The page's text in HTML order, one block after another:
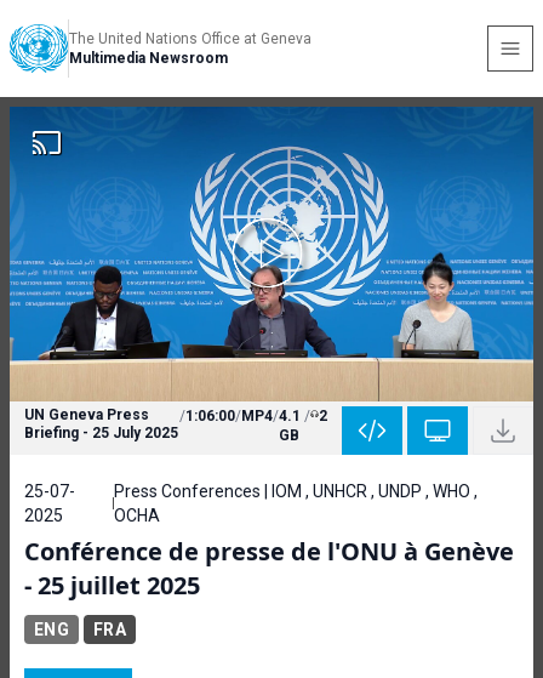
The United Nations Office at Geneva
Multimedia Newsroom
UN Geneva Press
Briefing - 25 July 2025
/1:06:00/MP4/4.1
GB
/ 2
25-07-
2025
Press Conferences | IOM , UNHCR , UNDP , WHO ,
OCHA
Conférence de presse de l'ONU à Genève
- 25 juillet 2025
ENG FRA